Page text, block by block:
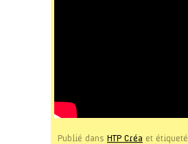
Publié dans HTP Créa et étiqueté